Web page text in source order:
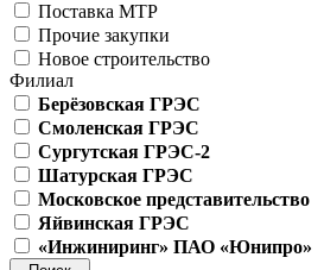
Поставка МТР
Прочие закупки
Новое строительство
Филиал
Берёзовская ГРЭС
Смоленская ГРЭС
Сургутская ГРЭС-2
Шатурская ГРЭС
Московское представительство
Яйвинская ГРЭС
«Инжиниринг» ПАО «Юнипро»